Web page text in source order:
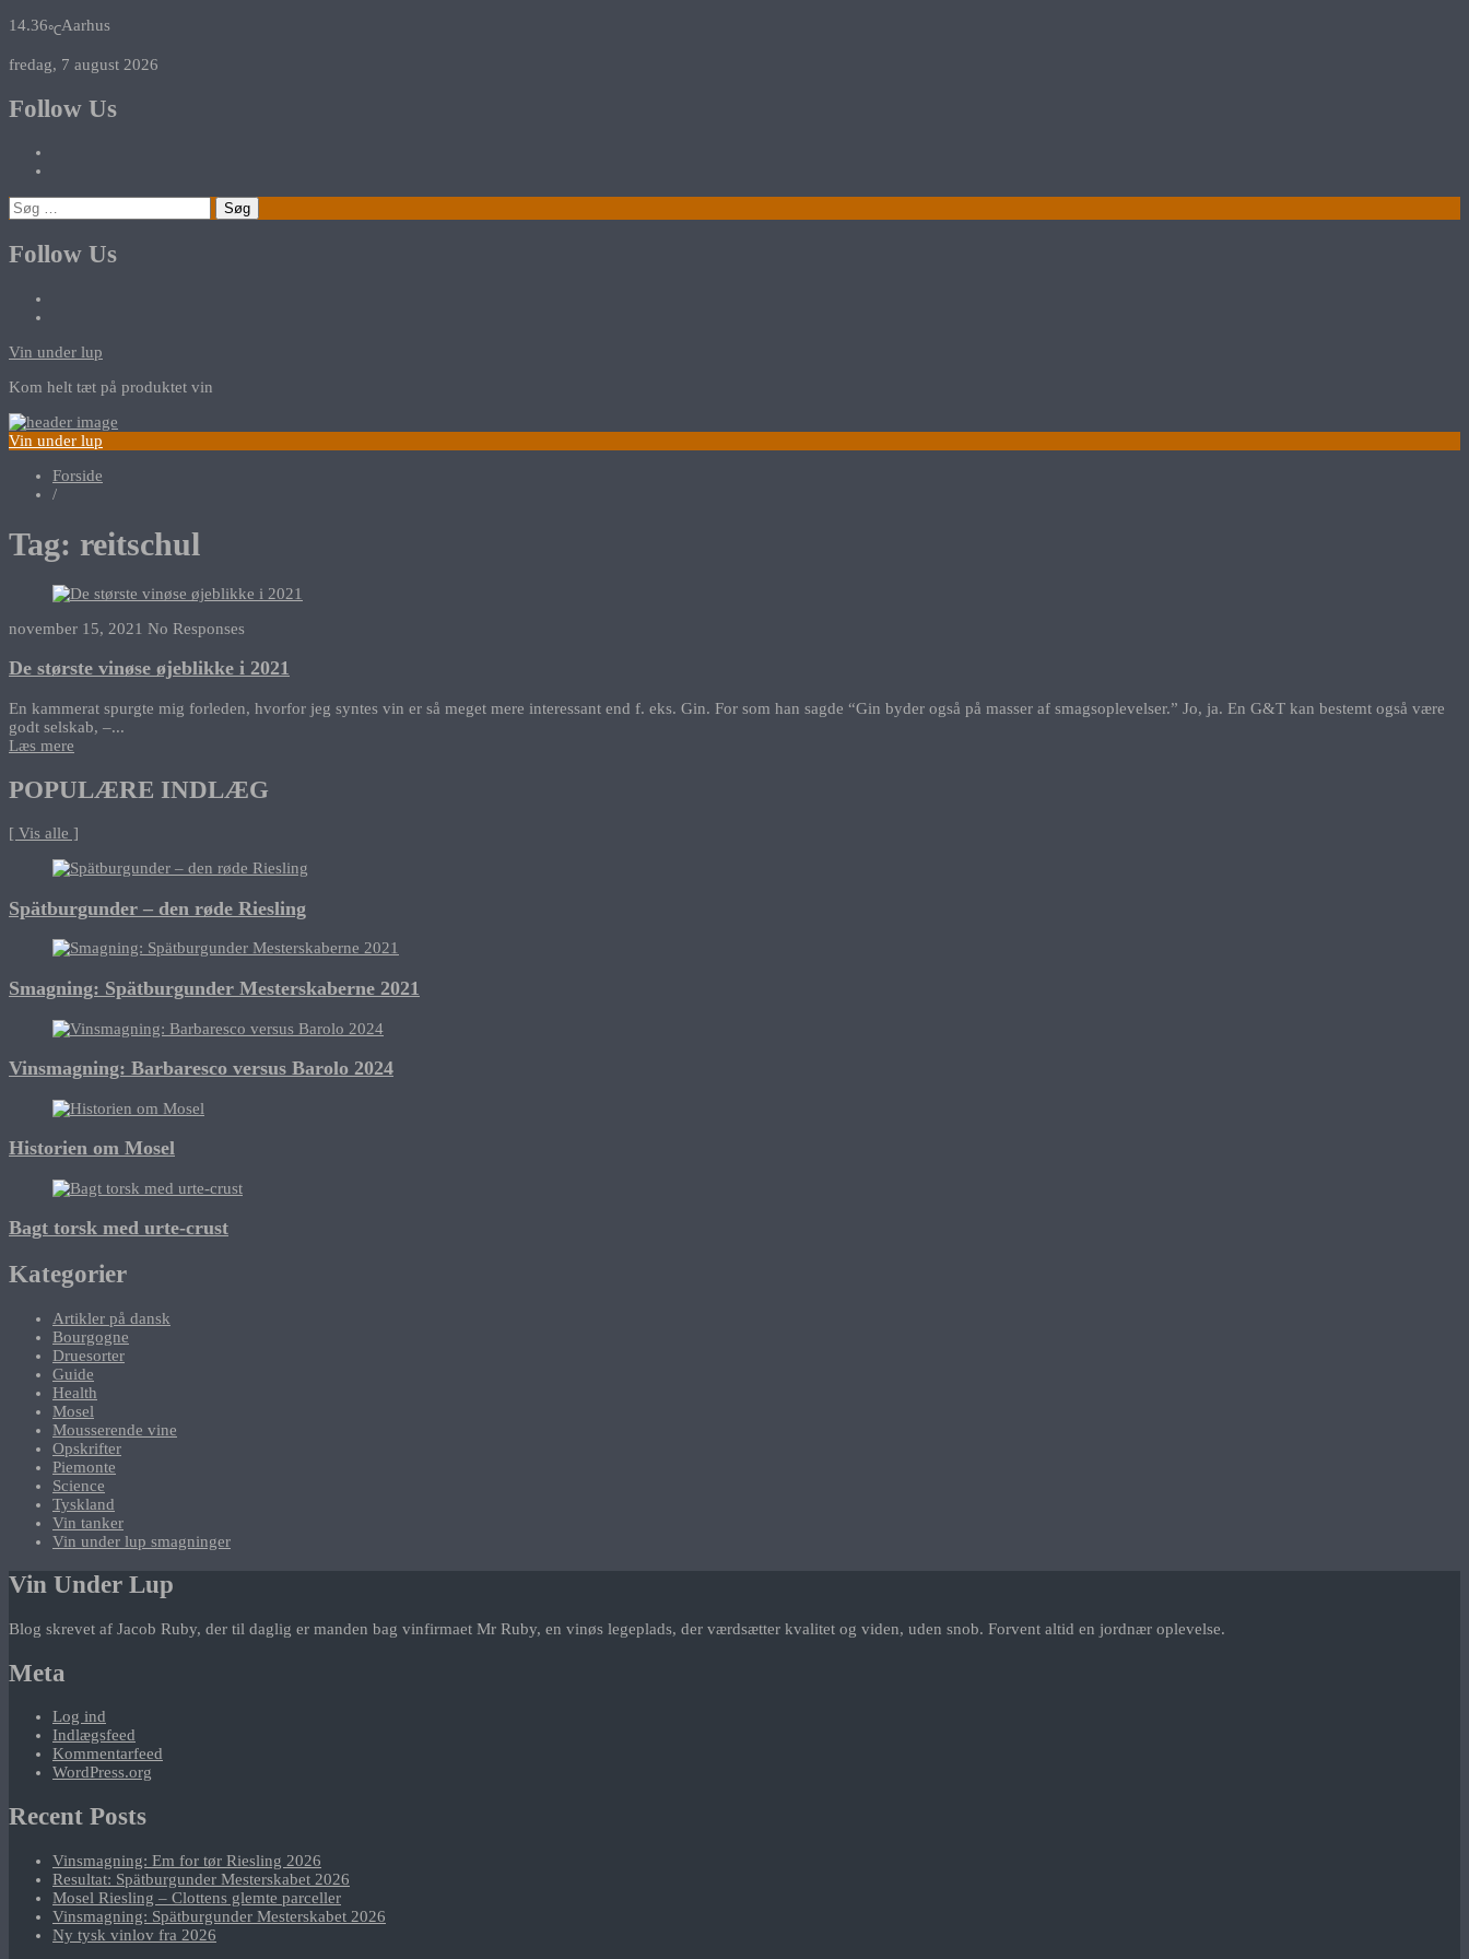
14.36℃Aarhus
fredag, 7 august 2026
Follow Us
Søg
efter:
Follow Us
Vin under lup
Kom helt tæt på produktet vin
Vin under lup
Forside
/
Tag: reitschul
november 15, 2021 No Responses
De største vinøse øjeblikke i 2021
En kammerat spurgte mig forleden, hvorfor jeg syntes vin er så meget mere interessant end f. eks. Gin. For som han sagde “Gin byder også på masser af smagsoplevelser.” Jo, ja. En G&T kan bestemt også være
godt selskab, –...
Læs mere
POPULÆRE INDLÆG
[ Vis alle ]
Spätburgunder – den røde Riesling
Smagning: Spätburgunder Mesterskaberne 2021
Vinsmagning: Barbaresco versus Barolo 2024
Historien om Mosel
Bagt torsk med urte-crust
Kategorier
Artikler på dansk
Bourgogne
Druesorter
Guide
Health
Mosel
Mousserende vine
Opskrifter
Piemonte
Science
Tyskland
Vin tanker
Vin under lup smagninger
Vin Under Lup
Blog skrevet af Jacob Ruby, der til daglig er manden bag vinfirmaet Mr Ruby, en vinøs legeplads, der værdsætter kvalitet og viden, uden snob. Forvent altid en jordnær oplevelse.
Meta
Log ind
Indlægsfeed
Kommentarfeed
WordPress.org
Recent Posts
Vinsmagning: Em for tør Riesling 2026
Resultat: Spätburgunder Mesterskabet 2026
Mosel Riesling – Clottens glemte parceller
Vinsmagning: Spätburgunder Mesterskabet 2026
Ny tysk vinlov fra 2026